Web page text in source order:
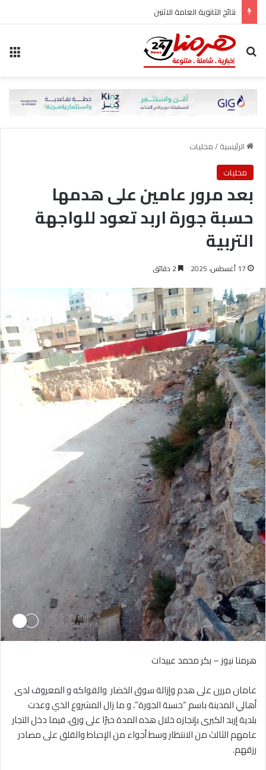
نتائج الثانوية العامة الاثنين
بحث عن
الرئيسية/محليات
محليات
‎بعد مرور عامين على هدمها
‎حسبة جورة اربد تعود للواجهة
التربية
17 أغسطس، 2025
‎عامان مررن على هدم وإزالة سوق الخضار والفواكه و المعروف لدى
أهالي المدينة باسم “حسبة الجورة”، و ما زال المشروع الذي وعدت
بلدية إربد الكبرى بإنجازه خلال هذه المدة حبرًا على ورق، فيما دخل التجار
عامهم الثالث من الانتظار وسط أجواء من الإحباط والقلق على مصادر
رزقهم.